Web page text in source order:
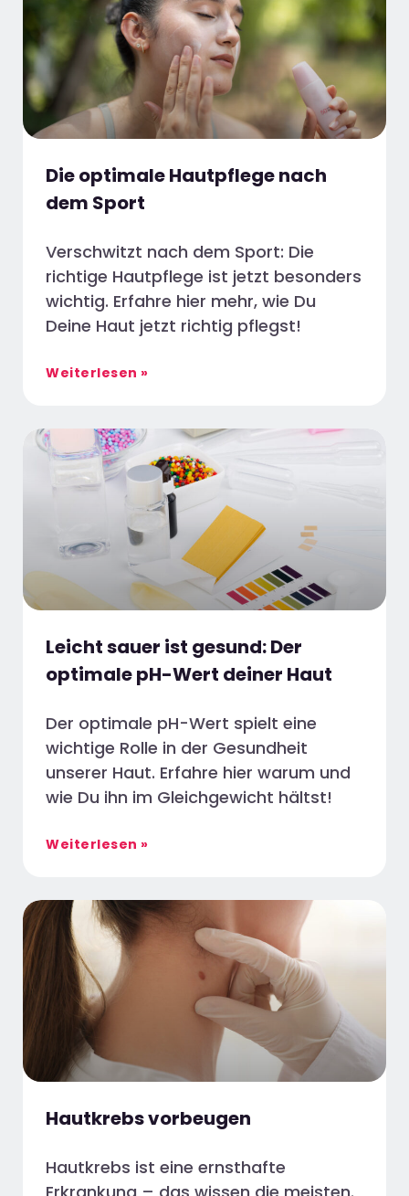
Die optimale Hautpflege nach
dem Sport
Verschwitzt nach dem Sport: Die
richtige Hautpflege ist jetzt besonders
wichtig. Erfahre hier mehr, wie Du
Deine Haut jetzt richtig pflegst!
Weiterlesen »
Leicht sauer ist gesund: Der
optimale pH-Wert deiner Haut
Der optimale pH-Wert spielt eine
wichtige Rolle in der Gesundheit
unserer Haut. Erfahre hier warum und
wie Du ihn im Gleichgewicht hältst!
Weiterlesen »
Hautkrebs vorbeugen
Hautkrebs ist eine ernsthafte
Erkrankung – das wissen die meisten.